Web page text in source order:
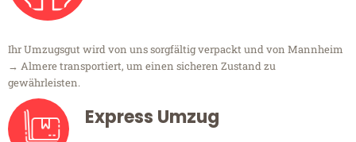
Ihr Umzugsgut wird von uns sorgfältig verpackt und von Mannheim
→ Almere transportiert, um einen sicheren Zustand zu
gewährleisten.
Express Umzug